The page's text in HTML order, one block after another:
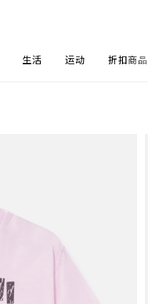
生活 运动 折扣商品